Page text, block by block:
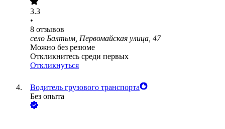
3.3
•
8 отзывов
село Балтым, Первомайская улица, 47
Можно без резюме
Откликнитесь среди первых
Откликнуться
Водитель грузового транспорта
Без опыта